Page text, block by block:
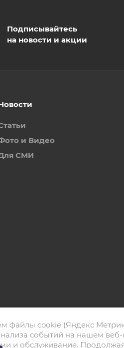
Подписывайтесь
на новости и акции
и Видео
СМИ
файлы cookie (Яндекс
событий на нашем веб-
и обслуживание.